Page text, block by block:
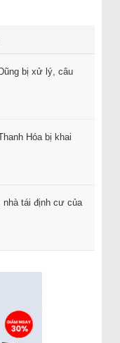
bị xử lý, câu
Hóa bị khai
nhà tái định cư của